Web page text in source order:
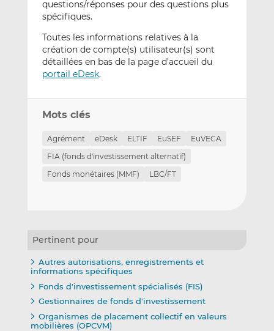
questions/réponses pour des questions plus
spécifiques.
Toutes les informations relatives à la
création de compte(s) utilisateur(s) sont
détaillées en bas de la page d’accueil du
portail eDesk.
Mots clés
Agrément eDesk ELTIF EuSEF
EuVECA
FIA (fonds d'investissement alternatif)
Fonds monétaires (MMF)
LBC/FT
Pertinent pour
Autres autorisations, enregistrements et
informations spécifiques
Fonds d'investissement spécialisés (FIS)
Gestionnaires de fonds d'investissement
Organismes de placement collectif en valeurs
mobilières (OPCVM)